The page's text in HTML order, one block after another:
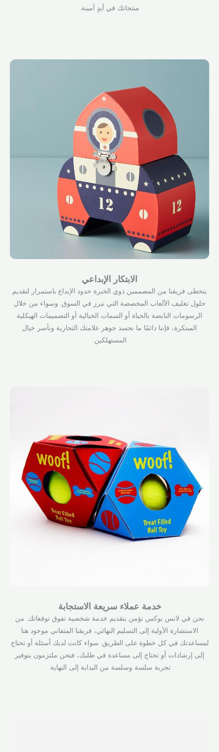
منتجاتك في أيدٍ أمينة.
الابتكار الإبداعي
يتخطى فريقنا من المصممين ذوي الخبرة حدود الإبداع باستمرار لتقديم
حلول تغليف الألعاب المخصصة التي تبرز في السوق. وسواء من خلال
الرسومات النابضة بالحياة أو السمات الخيالية أو التصميمات الهيكلية
المبتكرة، فإننا دائمًا ما نجسد جوهر علامتك التجارية ونأسر خيال
المستهلكين.
خدمة عملاء سريعة الاستجابة
نحن في لانس بوكس نؤمن بتقديم خدمة شخصية تفوق توقعاتك. من
الاستشارة الأولية إلى التسليم النهائي، فريقنا المتفاني موجود هنا
لمساعدتك في كل خطوة على الطريق. سواء كانت لديك أسئلة أو تحتاج
إلى إرشادات أو تحتاج إلى مساعدة في طلبك، فنحن ملتزمون بتوفير
تجربة سلسة وسلسة من البداية إلى النهاية.